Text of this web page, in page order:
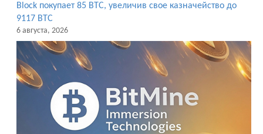
Block покупает 85 BTC, увеличив свое казначейство до
9117 BTC
6 августа, 2026